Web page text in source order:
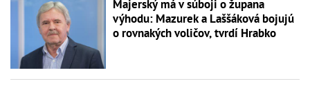
Majerský má v súboji o župana
výhodu: Mazurek a Laššáková bojujú
o rovnakých voličov, tvrdí Hrabko